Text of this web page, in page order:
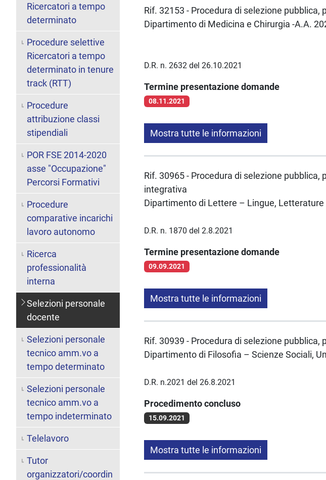
Rif. 32153 - Procedura di selezione pubblica,
Dipartimento di Medicina e Chirurgia -A.A.
D.R. n. 2632 del 26.10.2021
Termine presentazione domande
08.11.2021
Mostra tutte le informazioni
Rif. 30965 - Procedura di selezione
integrativa
Dipartimento di Lettere – Lingue,
D.R. n. 1870 del 2.8.2021
Termine presentazione domande
09.09.2021
Mostra tutte le informazioni
Rif. 30939 - Procedura di selezione pubblica,
Dipartimento di Filosofia – Scienze Sociali,
D.R. n.2021 del 26.8.2021
Procedimento concluso
15.09.2021
Mostra tutte le informazioni
Ricercatori a tempo
determinato
Procedure selettive
Ricercatori a tempo
determinato in tenure
track (RTT)
Procedure
attribuzione classi
stipendiali
POR FSE 2014-2020
asse "Occupazione"
Percorsi Formativi
Procedure
comparative incarichi
lavoro autonomo
Ricerca
professionalità
interna
Selezioni personale
docente
Selezioni personale
tecnico amm.vo a
tempo determinato
Selezioni personale
tecnico amm.vo a
tempo indeterminato
Telelavoro
Tutor
organizzatori/coordin